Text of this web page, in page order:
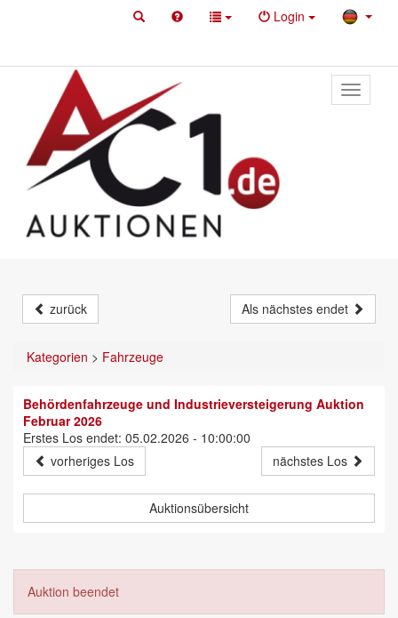
Login
Toggle
primary
zurück Als nächstes endet
Kategorien > Fahrzeuge
Behördenfahrzeuge und Industrieversteigerung Auktion
Februar 2026
Erstes Los endet: 05.02.2026 - 10:00:00
vorheriges Los
nächstes Los
Auktionsübersicht
Auktion beendet